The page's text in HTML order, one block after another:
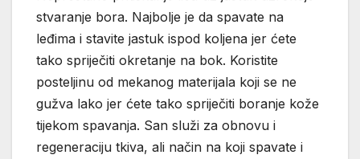
stvaranje bora. Najbolje je da spavate na
leđima i stavite jastuk ispod koljena jer ćete
tako spriječiti okretanje na bok. Koristite
posteljinu od mekanog materijala koji se ne
gužva lako jer ćete tako spriječiti boranje kože
tijekom spavanja. San služi za obnovu i
regeneraciju tkiva, ali način na koji spavate i